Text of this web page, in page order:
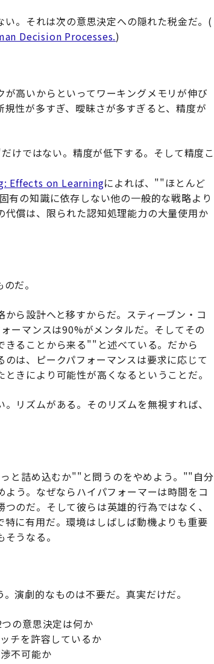
。それは次の意思決定への隠れた税金だ。(
Decision Processes.)
高いからといってワーキングメモリが伸び
性が多すぎ、曖昧さが多すぎると、精度が
けではない。精度が低下する。そして精度こ
Effects on Learningによれば、""ほとんど
有の知識に依存しない他の一般的な戦略より
償は、限られた認知処理能力の大量使用か
だ。
ら設計へと移すからだ。スティーブン・コ
ーマンスは90%がメンタルだ。そしてその
ることから来る""と述べている。だから
は、ピークパフォーマンスは要求に応じて
きにより可能性が高くなるということだ。
リズムがある。そのリズムを無視すれば、
と詰め込むか""と問うのをやめよう。""自分
う。なぜならハイパフォーマーは時間をコ
のだ。そして彼らは英雄的行為ではなく、
に有用だ。環境はしばしば動機よりも重要
うなる。
演劇的なものは不要だ。真実だけだ。
の意思決定は何か
チを許容しているか
不可能か